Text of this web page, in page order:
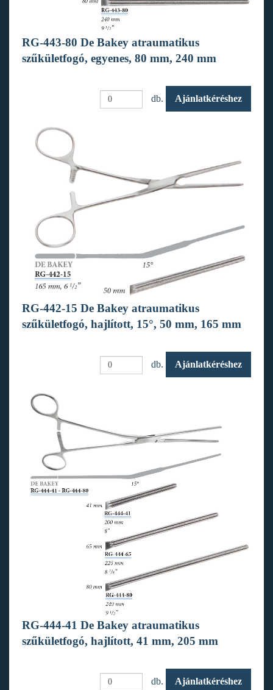
RG-443-80 De Bakey atraumatikus
szűkületfogó, egyenes, 80 mm, 240 mm
db. Ajánlatkéréshez
RG-442-15 De Bakey atraumatikus
szűkületfogó, hajlított, 15°, 50 mm, 165 mm
db. Ajánlatkéréshez
RG-444-41 De Bakey atraumatikus
szűkületfogó, hajlított, 41 mm, 205 mm
db. Ajánlatkéréshez